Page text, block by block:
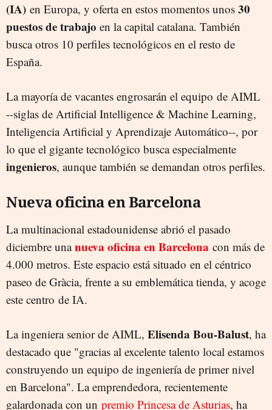
(IA) en Europa, y oferta en estos momentos unos 30
puestos de trabajo en la capital catalana. También
busca otros 10 perfiles tecnológicos en el resto de
España.
La mayoría de vacantes engrosarán el equipo de AIML
--siglas de Artificial Intelligence & Machine Learning,
Inteligencia Artificial y Aprendizaje Automático--, por
lo que el gigante tecnológico busca especialmente
ingenieros, aunque también se demandan otros perfiles.
Nueva oficina en Barcelona
La multinacional estadounidense abrió el pasado
diciembre unanueva oficina en Barcelona con más de
4.000 metros. Este espacio está situado en el céntrico
paseo de Gràcia, frente a su emblemática tienda, y acoge
este centro de IA.
La ingeniera senior de AIML, Elisenda Bou-Balust, ha
destacado que "gracias al excelente talento local estamos
construyendo un equipo de ingeniería de primer nivel
en Barcelona". La emprendedora, recientemente
galardonada con un premio Princesa de Asturias, ha